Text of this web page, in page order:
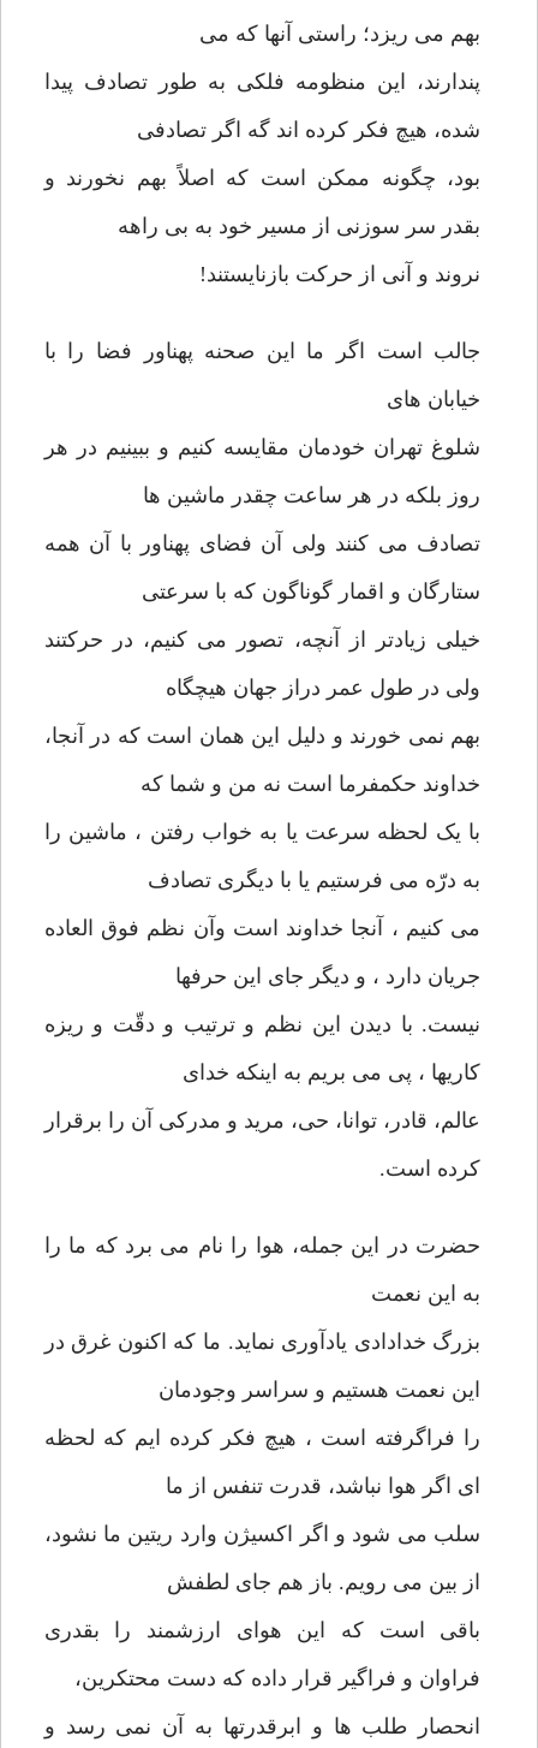
بهم می ریزد؛ راستی آنها که می
پندارند، این منظومه فلکی به طور تصادف پیدا
شده، هیچ فکر کرده اند گه اگر تصادفی
بود، چگونه ممکن است که اصلاً بهم نخورند و
بقدر سر سوزنی از مسیر خود به بی راهه
نروند و آنی از حرکت بازنایستند!
جالب است اگر ما این صحنه پهناور فضا را با
خیابان های
شلوغ تهران خودمان مقایسه کنیم و ببینیم در هر
روز بلکه در هر ساعت چقدر ماشین ها
تصادف می کنند ولی آن فضای پهناور با آن همه
ستارگان و اقمار گوناگون که با سرعتی
خیلی زیادتر از آنچه، تصور می کنیم، در حرکتند
ولی در طول عمر دراز جهان هیچگاه
بهم نمی خورند و دلیل این همان است که در آنجا،
خداوند حکمفرما است نه من و شما که
با یک لحظه سرعت یا به خواب رفتن ، ماشین را
به درّه می فرستیم یا با دیگری تصادف
می کنیم ، آنجا خداوند است وآن نظم فوق العاده
جریان دارد ، و دیگر جای این حرفها
نیست. با دیدن این نظم و ترتیب و دقّت و ریزه
کاریها ، پی می بریم به اینکه خدای
عالم، قادر، توانا، حی، مرید و مدرکی آن را برقرار
کرده است.
حضرت در این جمله، هوا را نام می برد که ما را
به این نعمت
بزرگ خدادادی یادآوری نماید. ما که اکنون غرق در
این نعمت هستیم و سراسر وجودمان
را فراگرفته است ، هیچ فکر کرده ایم که لحظه
ای اگر هوا نباشد، قدرت تنفس از ما
سلب می شود و اگر اکسیژن وارد ریتین ما نشود،
از بین می رویم. باز هم جای لطفش
باقی است که این هوای ارزشمند را بقدری
فراوان و فراگیر قرار داده که دست محتکرین،
انحصار طلب ها و ابرقدرتها به آن نمی رسد و